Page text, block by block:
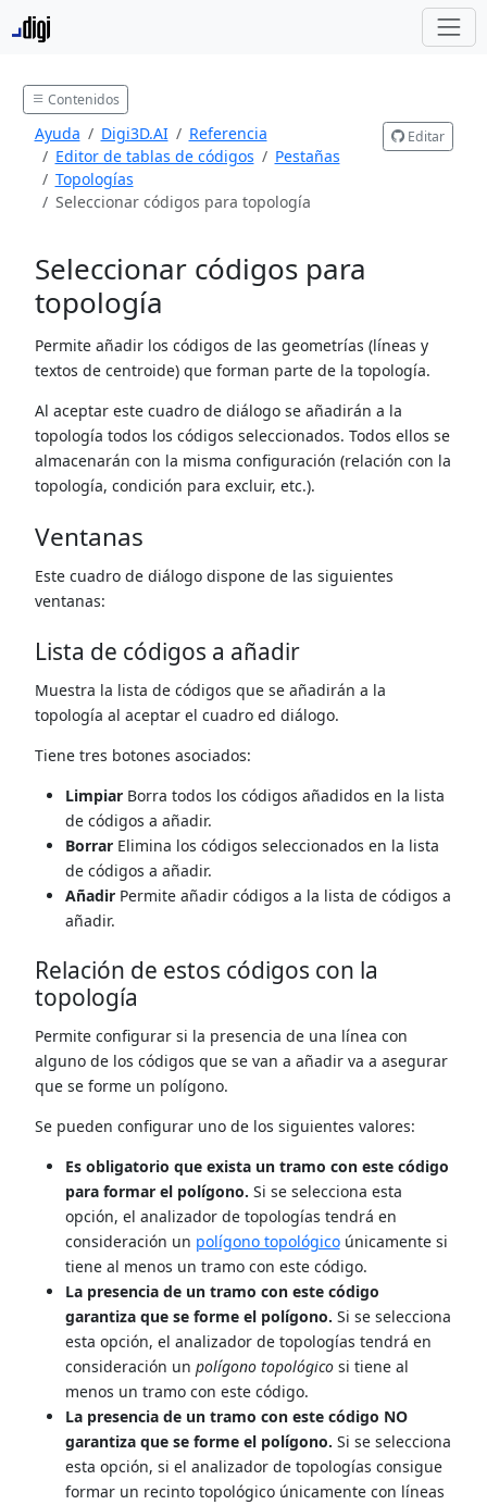
Contenidos
Ayuda Digi3D.AI
Referencia
Editor de tablas de códigos
Pestañas
Topologías
Seleccionar códigos para topología
Editar
Seleccionar códigos para
topología
Permite añadir los códigos de las geometrías (líneas y
textos de centroide) que forman parte de la topología.
Al aceptar este cuadro de diálogo se añadirán a la
topología todos los códigos seleccionados. Todos ellos se
almacenarán con la misma configuración (relación con la
topología, condición para excluir, etc.).
Ventanas
Este cuadro de diálogo dispone de las siguientes
ventanas:
Lista de códigos a añadir
Muestra la lista de códigos que se añadirán a la
topología al aceptar el cuadro ed diálogo.
Tiene tres botones asociados:
LimpiarBorra todos los códigos añadidos en la lista
de códigos a añadir.
BorrarElimina los códigos seleccionados en la lista
de códigos a añadir.
AñadirPermite añadir códigos a la lista de códigos a
añadir.
Relación de estos códigos con la
topología
Permite configurar si la presencia de una línea con
alguno de los códigos que se van a añadir va a asegurar
que se forme un polígono.
Se pueden configurar uno de los siguientes valores:
Es obligatorio que exista un tramo con este código
para formar el polígono. Si se selecciona esta
opción, el analizador de topologías tendrá en
consideración un polígono topológicoúnicamente si
tiene al menos un tramo con este código.
La presencia de un tramo con este código
garantiza que se forme el polígono. Si se selecciona
esta opción, el analizador de topologías tendrá en
consideración un polígono topológicosi tiene al
menos un tramo con este código.
La presencia de un tramo con este código NO
garantiza que se forme el polígono. Si se selecciona
esta opción, si el analizador de topologías consigue
formar un recinto topológico únicamente con líneas